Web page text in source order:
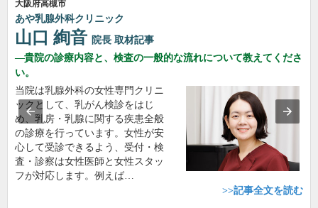
大阪府高槻市
あや乳腺外科クリニック
山口 絢音 院長 取材記事
貴院の診療内容と、検査の一般的な流れについて教えてくださ
い。
当院は乳腺外科の女性専門クリニ
ックとして、乳がん検診をはじ
め、乳房・乳腺に関する疾患全般
の診療を行っています。女性が安
心して受診できるよう、受付・検
査・診察は女性医師と女性スタッ
フが対応します。例えば…
>>記事全文を読む